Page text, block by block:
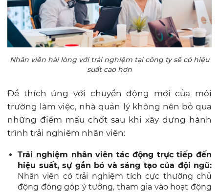
Nhân viên hài lòng với trải nghiệm tại công ty sẽ có hiệu
suất cao hơn
Để thích ứng với chuyển động mới của môi
trường làm việc, nhà quản lý không nên bỏ qua
những điểm mấu chốt sau khi xây dựng hành
trình trải nghiệm nhân viên:
Trải nghiệm nhân viên tác động trực tiếp đến
hiệu suất, sự gắn bó và sáng tạo của đội ngũ:
Nhân viên có trải nghiệm tích cực thường chủ
động đóng góp ý tưởng, tham gia vào hoạt động